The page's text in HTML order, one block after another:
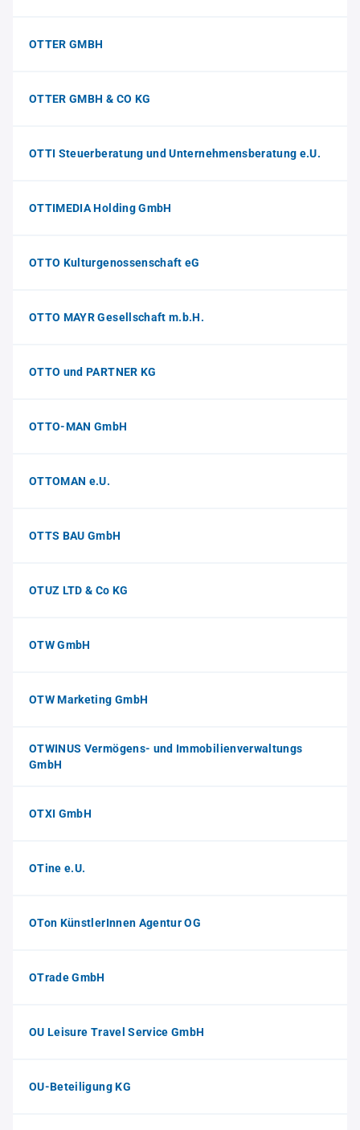
OTTER GMBH
OTTER GMBH & CO KG
OTTI Steuerberatung und Unternehmensberatung e.U.
OTTIMEDIA Holding GmbH
OTTO Kulturgenossenschaft eG
OTTO MAYR Gesellschaft m.b.H.
OTTO und PARTNER KG
OTTO-MAN GmbH
OTTOMAN e.U.
OTTS BAU GmbH
OTUZ LTD & Co KG
OTW GmbH
OTW Marketing GmbH
OTWINUS Vermögens- und Immobilienverwaltungs
GmbH
OTXI GmbH
OTine e.U.
OTon KünstlerInnen Agentur OG
OTrade GmbH
OU Leisure Travel Service GmbH
OU-Beteiligung KG